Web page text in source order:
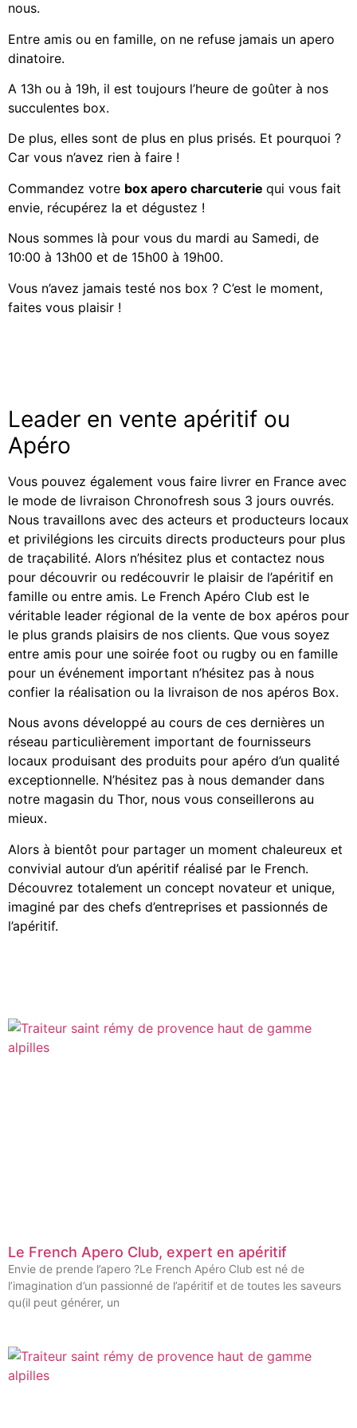
nous.
Entre amis ou en famille, on ne refuse jamais un apero
dinatoire.
A 13h ou à 19h, il est toujours l’heure de goûter à nos
succulentes box.
De plus, elles sont de plus en plus prisés. Et pourquoi ?
Car vous n’avez rien à faire !
Commandez votre box apero charcuterie qui vous fait
envie, récupérez la et dégustez !
Nous sommes là pour vous du mardi au Samedi, de
10:00 à 13h00 et de 15h00 à 19h00.
Vous n’avez jamais testé nos box ? C’est le moment,
faites vous plaisir !
Leader en vente apéritif ou
Apéro
Vous pouvez également vous faire livrer en France avec
le mode de livraison Chronofresh sous 3 jours ouvrés.
Nous travaillons avec des acteurs et producteurs locaux
et privilégions les circuits directs producteurs pour plus
de traçabilité. Alors n’hésitez plus et contactez nous
pour découvrir ou redécouvrir le plaisir de l’apéritif en
famille ou entre amis. Le French Apéro Club est le
véritable leader régional de la vente de box apéros pour
le plus grands plaisirs de nos clients. Que vous soyez
entre amis pour une soirée foot ou rugby ou en famille
pour un événement important n’hésitez pas à nous
confier la réalisation ou la livraison de nos apéros Box.
Nous avons développé au cours de ces dernières un
réseau particulièrement important de fournisseurs
locaux produisant des produits pour apéro d’un qualité
exceptionnelle. N’hésitez pas à nous demander dans
notre magasin du Thor, nous vous conseillerons au
mieux.
Alors à bientôt pour partager un moment chaleureux et
convivial autour d’un apéritif réalisé par le French.
Découvrez totalement un concept novateur et unique,
imaginé par des chefs d’entreprises et passionnés de
l’apéritif.
Le French Apero Club, expert en apéritif
Envie de prende l’apero ?Le French Apéro Club est né de
l’imagination d’un passionné de l’apéritif et de toutes les saveurs
qu(il peut générer, un